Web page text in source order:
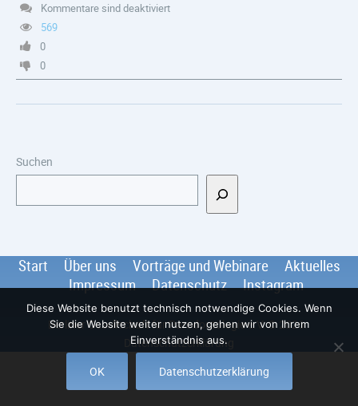
Kommentare sind deaktiviert
569
0
0
Suchen
Start Über uns Vorträge und Webinare
Aktuelles
Impressum
Datenschutz Instagram
Berliner Gesellschaft für Parodontologie e.V.© 2026.
Datenschutzerklärung
Diese Website benutzt technisch notwendige Cookies. Wenn
Sie die Website weiter nutzen, gehen wir von Ihrem
Einverständnis aus.
OK Datenschutzerklärung